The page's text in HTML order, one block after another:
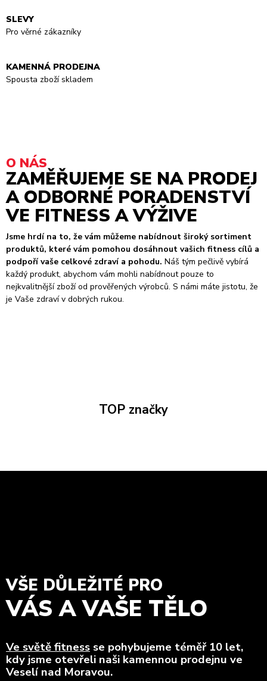
SLEVY
Pro věrné zákazníky
KAMENNÁ PRODEJNA
Spousta zboží skladem
O NÁS
ZAMĚŘUJEME SE NA PRODEJ
A ODBORNÉ PORADENSTVÍ
VE FITNESS A VÝŽIVE
Jsme hrdí na to, že vám můžeme nabídnout široký sortiment
produktů, které vám pomohou dosáhnout vašich fitness cílů a
podpoří vaše celkové zdraví a pohodu. Náš tým pečlivě vybírá
každý produkt, abychom vám mohli nabídnout pouze to
nejkvalitnější zboží od prověřených výrobců. S námi máte jistotu, že
je Vaše zdraví v dobrých rukou.
TOP značky
VŠE DŮLEŽITÉ PRO
VÁS A VAŠE TĚLO
Ve světě fitness se pohybujeme téměř 10 let,
kdy jsme otevřeli naši kamennou prodejnu ve
Veselí nad Moravou.